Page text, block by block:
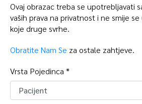
Ovaj obrazac treba se upotrebljavati
vaših prava na privatnost i ne smije
koje druge svrhe.
Obratite Nam Se za ostale zahtjeve.
Vrsta Pojedinca *